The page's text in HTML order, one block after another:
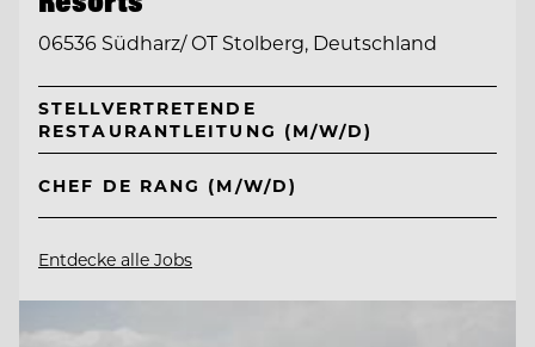
06536 Südharz/ OT Stolberg, Deutschland
STELLVERTRETENDE
RESTAURANTLEITUNG (M/W/D)
CHEF DE RANG (M/W/D)
Entdecke alle Jobs